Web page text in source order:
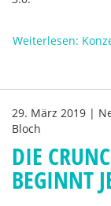
Weiterlesen:
29. März 2019 |
Bloch
DIE
BEGINNT